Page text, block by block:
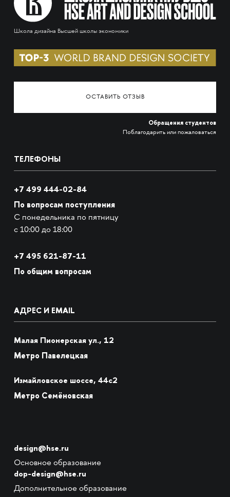
Школа дизайна Высшей школы экономики
ОСТАВИТЬ ОТЗЫВ
Обращения студентов
Поблагодарить или пожаловаться
ТЕЛЕФОНЫ
+7 499 444-02-84
По вопросам поступления
С понедельника по пятницу
с 10:00 до 18:00
+7 495 621-87-11
По общим вопросам
АДРЕС И EMAIL
Малая Пионерская ул., 12
Метро Павелецкая
Измайловское шоссе, 44с2
Метро Семёновская
design@hse.ru
Основное образование
dop-design@hse.ru
Дополнительное образование